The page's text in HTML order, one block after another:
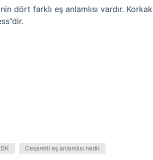
dört farklı eş anlamlısı vardır. Korkak
Cesaretli eş anlamlısı nedir